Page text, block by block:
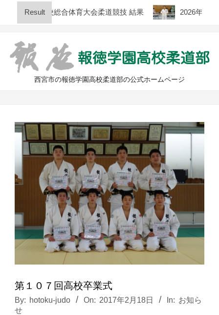
Result
等学校総合体育大会柔道競技 結果 2026年度 全日本
西宮市の報徳学園高校柔道部の公式ホームページ
Menu
第１０７回高校卒業式
By: hotoku-judo On: 2017年2月18日 In: お知ら
せ